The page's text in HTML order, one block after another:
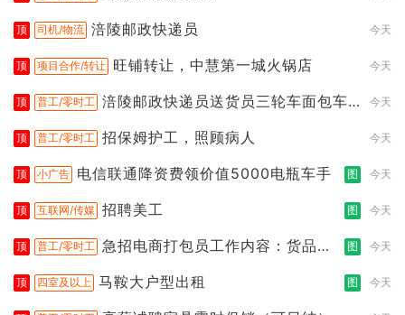
顶 司机/物流 涪陵邮政快递员 今天
顶 项目合作/转让 旺铺转让，中慧第一城火锅店 今天
顶 普工/零时工 涪陵邮政快递员送货员三轮车面包车
今天
顶 普工/零时工 招保姆护工，照顾病人 今天
顶 小广告 电信联通降资费领价值5000电瓶车手 图 今天
顶 互联网/传媒 招聘美工 图 今天
顶 普工/零时工 急招电商打包员工作内容：货品分
图 今天
顶 四室及以上 马鞍大户型出租 图 今天